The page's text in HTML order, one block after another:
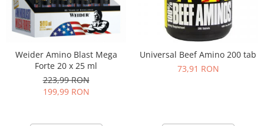
Weider Amino Blast Mega
Forte 20 x 25 ml
223,99 RON
199,99 RON
Universal Beef Amino 200 tab
73,91 RON